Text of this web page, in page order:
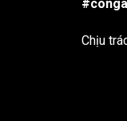
Chịu